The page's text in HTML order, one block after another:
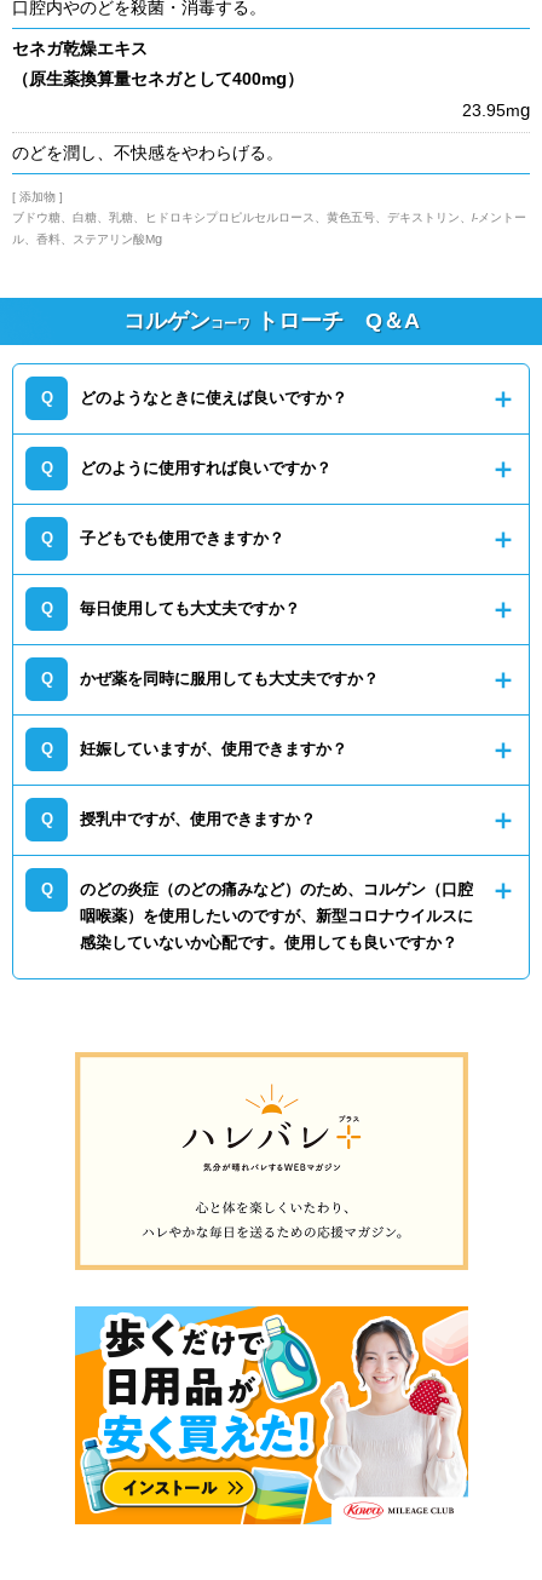
口腔内やのどを殺菌・消毒する。
セネガ乾燥エキス
（原生薬換算量セネガとして400mg）
23.95mg
のどを潤し、不快感をやわらげる。
[ 添加物 ]
ブドウ糖、白糖、乳糖、ヒドロキシプロピルセルロース、黄色五号、デキストリン、 l-メントー
ル、香料、ステアリン酸Mg
コルゲンコーワトローチ Q＆A
どのようなときに使えば良いですか？
どのように使用すれば良いですか？
子どもでも使用できますか？
毎日使用しても大丈夫ですか？
かぜ薬を同時に服用しても大丈夫ですか？
妊娠していますが、使用できますか？
授乳中ですが、使用できますか？
のどの炎症（のどの痛みなど）のため、コルゲン（口腔
咽喉薬）を使用したいのですが、新型コロナウイルスに
感染していないか心配です。使用しても良いですか？